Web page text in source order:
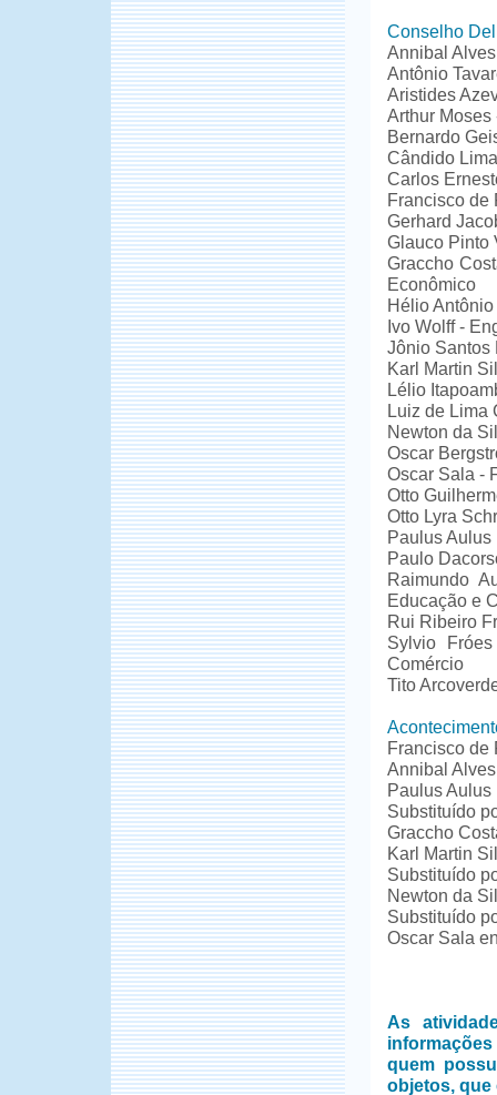
Conselho
Annibal
Antônio
Aristides
Arthur
Bernardo
Cândido
Carlos
Francisco de
Gerhard
Glauco Pinto
Graccho
Econômico
Hélio
Ivo Wolff -
Jônio Santos
Karl Martin
Lélio
Luiz de Lima
Newton da
Oscar
Oscar Sala -
Otto
Otto Lyra
Paulus
Paulo
Raimundo
Educação e
Rui Ribeiro
Sylvio
Comércio
Tito
Francisco de
Annibal
Paulus Aulus
Substituído
Graccho
Karl Martin
Substituído
Newton da
Substituído
Oscar Sala
As
quem
objetos, que